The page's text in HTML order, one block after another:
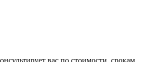
вас по стоимости, срокам